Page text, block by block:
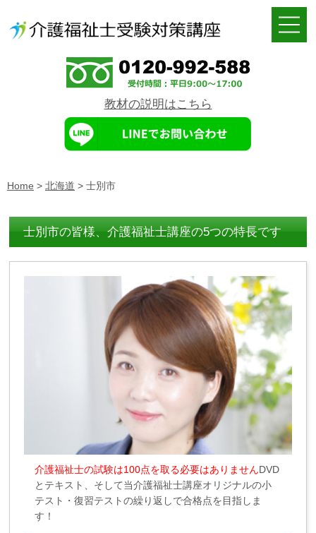
教材の説明はこちら
Home > 北海道 > 士別市
士別市の皆様、介護福祉士講座の5つの特長です
介護福祉士の試験は100点を取る必要はありませんDVD
とテキスト、そして当介護福祉士講座オリジナルの小
テスト・復習テストの繰り返しで合格点を目指しま
す！